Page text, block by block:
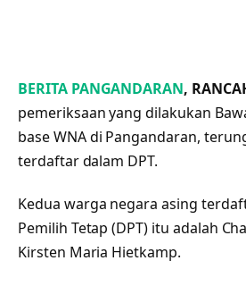
BERITA PANGANDARAN,
pemeriksaan yang dilakukan
base WNA di Pangandaran,
terdaftar dalam DPT.
Kedua warga negara asing
Pemilih Tetap (DPT) itu adalah
Kirsten Maria Hietkamp.